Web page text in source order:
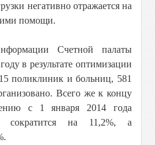
негативно отражается на
ими помощи.
Счетной палаты
в результате оптимизации
поликлиник и больниц, 581
Всего же к концу
с 1 января 2014 года
сократится на 11,2%, а